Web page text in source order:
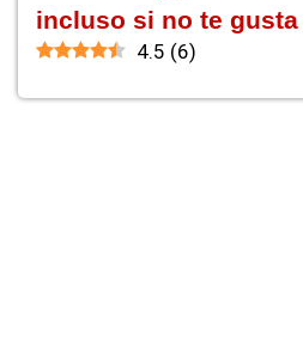
incluso si no te gusta
4.5 (6)